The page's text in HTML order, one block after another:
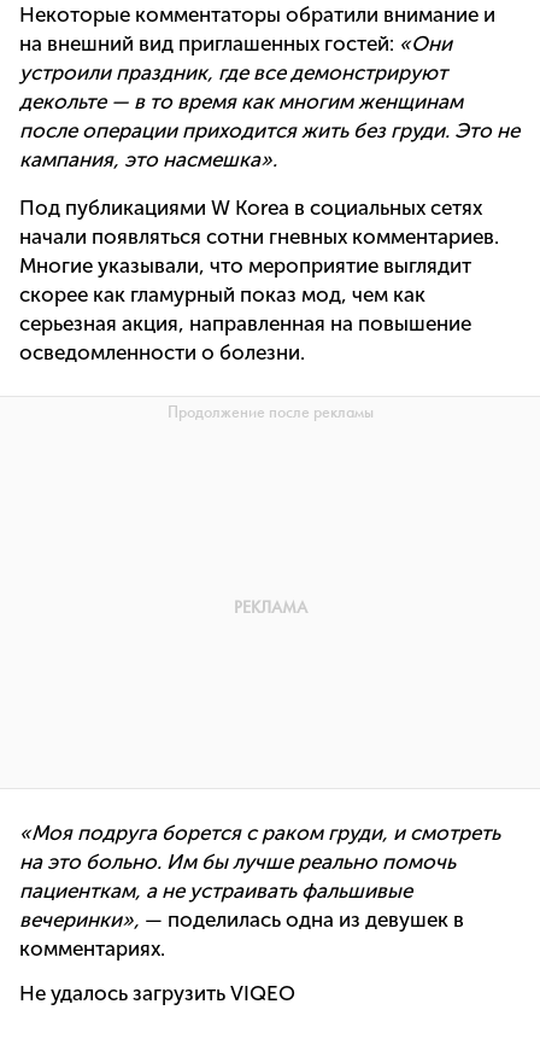
Некоторые комментаторы обратили внимание и
на внешний вид приглашенных гостей: «Они
устроили праздник, где все демонстрируют
декольте — в то время как многим женщинам
после операции приходится жить без груди. Это не
кампания, это насмешка».
Под публикациями W Korea в социальных сетях
начали появляться сотни гневных комментариев.
Многие указывали, что мероприятие выглядит
скорее как гламурный показ мод, чем как
серьезная акция, направленная на повышение
осведомленности о болезни.
«Моя подруга борется с раком груди, и смотреть
на это больно. Им бы лучше реально помочь
пациенткам, а не устраивать фальшивые
вечеринки», — поделилась одна из девушек в
комментариях.
Не удалось загрузить VIQEO